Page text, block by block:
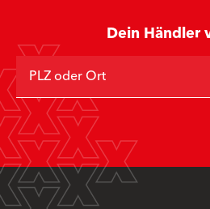
Dein Händler
PLZ oder Ort